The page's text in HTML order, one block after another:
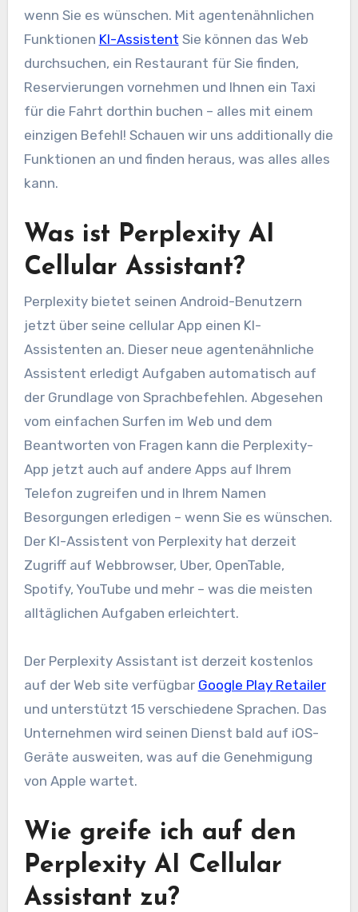
wenn Sie es wünschen. Mit agentenähnlichen
Funktionen KI-Assistent Sie können das Web
durchsuchen, ein Restaurant für Sie finden,
Reservierungen vornehmen und Ihnen ein Taxi
für die Fahrt dorthin buchen – alles mit einem
einzigen Befehl! Schauen wir uns additionally die
Funktionen an und finden heraus, was alles alles
kann.
Was ist Perplexity AI
Cellular Assistant?
Perplexity bietet seinen Android-Benutzern
jetzt über seine cellular App einen KI-
Assistenten an. Dieser neue agentenähnliche
Assistent erledigt Aufgaben automatisch auf
der Grundlage von Sprachbefehlen. Abgesehen
vom einfachen Surfen im Web und dem
Beantworten von Fragen kann die Perplexity-
App jetzt auch auf andere Apps auf Ihrem
Telefon zugreifen und in Ihrem Namen
Besorgungen erledigen – wenn Sie es wünschen.
Der KI-Assistent von Perplexity hat derzeit
Zugriff auf Webbrowser, Uber, OpenTable,
Spotify, YouTube und mehr – was die meisten
alltäglichen Aufgaben erleichtert.
Der Perplexity Assistant ist derzeit kostenlos
auf der Web site verfügbar Google Play Retailer
und unterstützt 15 verschiedene Sprachen. Das
Unternehmen wird seinen Dienst bald auf iOS-
Geräte ausweiten, was auf die Genehmigung
von Apple wartet.
Wie greife ich auf den
Perplexity AI Cellular
Assistant zu?